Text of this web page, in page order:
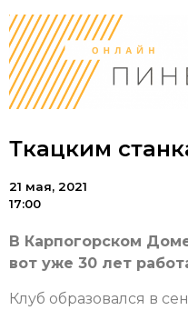
Ткацким
21 мая, 2021
17:00
В Карпогорском
вот уже 30 лет
Клуб образовался в